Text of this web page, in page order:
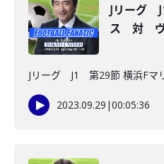
Jリーグ
ス 対 ヴ
Jリーグ J1 第29節 横浜F
2023.09.29 |00:05:36